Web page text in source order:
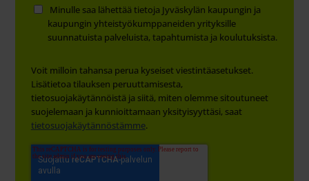
Minulle saa lähettää tietoja Jyväskylän kaupungin ja
kaupungin yhteistyökumppaneiden yrityksille
suunnatuista palveluista, tapahtumista ja koulutuksista.
Voit milloin tahansa perua kyseiset viestintäasetukset.
Lisätietoa tilauksen peruuttamisesta,
tietosuojakäytännöistä ja siitä, miten olemme sitoutuneet
suojelemaan ja kunnioittamaan yksityisyyttäsi, saat
tietosuojakäytännöstämme.